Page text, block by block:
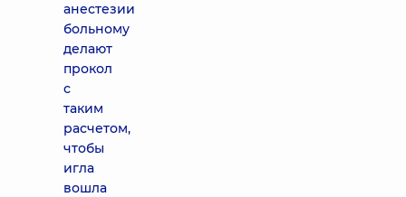
анестезии
больному
делают
прокол
с
таким
расчетом,
чтобы
игла
вошла